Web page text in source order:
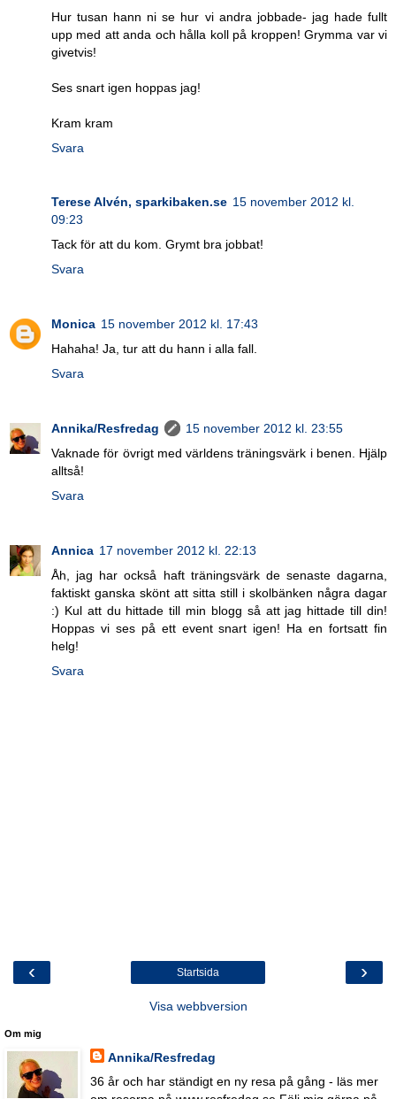
Hur tusan hann ni se hur vi andra jobbade- jag hade fullt
upp med att anda och hålla koll på kroppen! Grymma var vi
givetvis!
Ses snart igen hoppas jag!
Kram kram
Svara
Terese Alvén, sparkibaken.se 15 november 2012 kl.
09:23
Tack för att du kom. Grymt bra jobbat!
Svara
Monica 15 november 2012 kl. 17:43
Hahaha! Ja, tur att du hann i alla fall.
Svara
Annika/Resfredag
15 november 2012 kl. 23:55
Vaknade för övrigt med världens träningsvärk i benen. Hjälp
alltså!
Svara
Annica 17 november 2012 kl. 22:13
Åh, jag har också haft träningsvärk de senaste dagarna,
faktiskt ganska skönt att sitta still i skolbänken några dagar
:) Kul att du hittade till min blogg så att jag hittade till din!
Hoppas vi ses på ett event snart igen! Ha en fortsatt fin
helg!
Svara
‹ ›
Startsida
Visa webbversion
Om mig
Annika/Resfredag
36 år och har ständigt en ny resa på gång - läs mer